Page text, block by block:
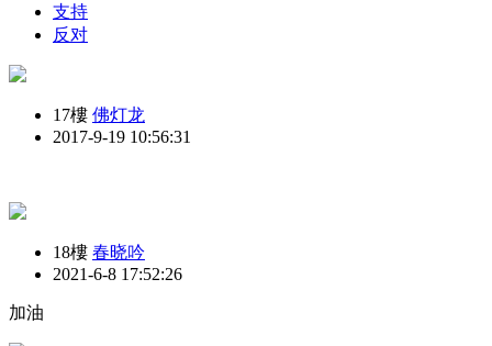
支持
反对
17樓 佛灯龙
2017-9-19 10:56:31
18樓 春晓吟
2021-6-8 17:52:26
加油